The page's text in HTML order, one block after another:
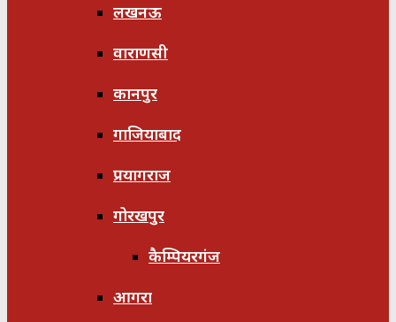
लखनऊ
वाराणसी
कानपुर
गाजियाबाद
प्रयागराज
गोरखपुर
कैम्पियरगंज
आगरा